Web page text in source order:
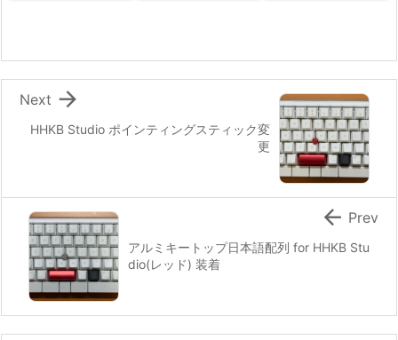
HHKB Studio ポインティングスティック変
更

Next
アルミキートップ日本語配列 for HHKB Stu
dio(レッド) 装着
 Prev